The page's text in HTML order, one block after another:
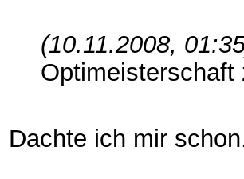
(10.11.2008,
Dachte ich mir